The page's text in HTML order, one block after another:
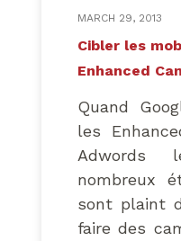
MARCH 29, 2013
Cibler les
Enhanced
Quand
les
Adwords
nombreux
sont plaint
faire des